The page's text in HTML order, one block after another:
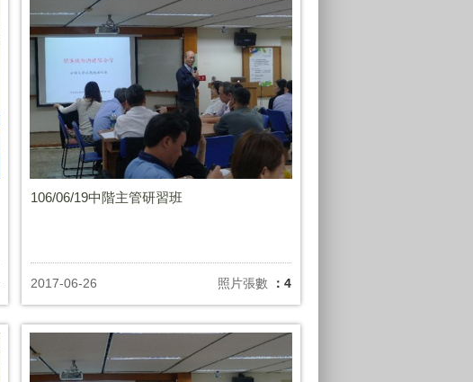
106/06/19中階主管研習班
2017-06-26 照片張數 ：4